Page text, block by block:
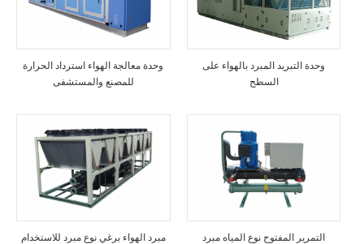
وحدة معالجة الهواء استرداد الحرارة
للمصنع والمستشفى
وحدة التبريد المبرد بالهواء على
السطح
مبرد الهواء برغي نوع مبرد للاستخدام
التمرير المفتوح نوع المياه مبرد